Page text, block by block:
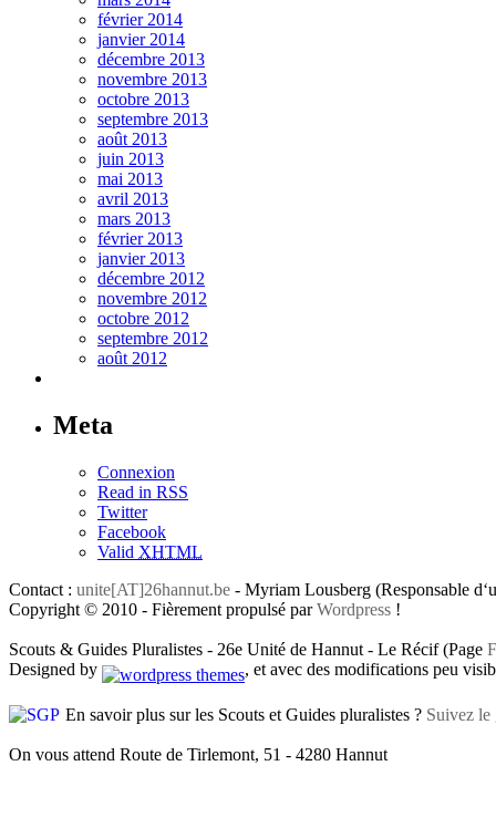
février 2014
janvier 2014
décembre 2013
novembre 2013
octobre 2013
septembre 2013
août 2013
juin 2013
mai 2013
avril 2013
mars 2013
février 2013
janvier 2013
décembre 2012
novembre 2012
octobre 2012
septembre 2012
août 2012
Meta
Connexion
Read in RSS
Twitter
Facebook
Valid XHTML
Contact : unite[AT]26hannut.be - Myriam Lousberg (Responsable
Copyright © 2010 - Fièrement propulsé parWordpress !
Scouts & Guides Pluralistes - 26e Unité de Hannut - Le Récif (Page
Designed by
, et avec des modifications peu
En savoir plus sur les Scouts et Guides pluralistes ? Suivez le
On vous attend Route de Tirlemont, 51 - 4280 Hannut